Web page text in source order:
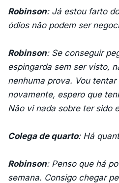
Robinson: Já estou farto
ódios não podem ser
Robinson: Se conseguir
espingarda sem ser visto,
nenhuma prova. Vou
novamente, espero que
Não vi nada sobre ter sido
Colega de quarto: Há
Robinson: Penso que há
semana. Consigo chegar